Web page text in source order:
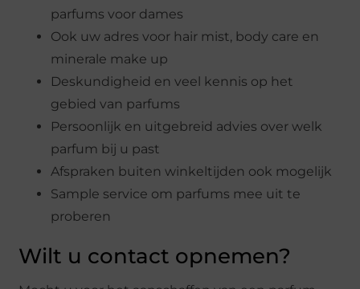
parfums voor dames
Ook uw adres voor hair mist, body care en
minerale make up
Deskundigheid en veel kennis op het
gebied van parfums
Persoonlijk en uitgebreid advies over welk
parfum bij u past
Afspraken buiten winkeltijden ook mogelijk
Sample service om parfums mee uit te
proberen
Wilt u contact opnemen?